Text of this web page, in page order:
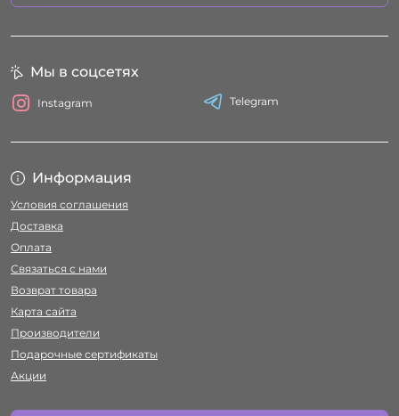
Информация
Условия соглашения
Доставка
Оплата
Связаться с нами
Возврат товара
Карта сайта
Производители
Подарочные сертификаты
Акции
Мы в соцсетях
Instagram Telegram